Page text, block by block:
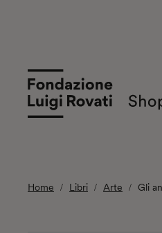
Home Libri Arte Gli